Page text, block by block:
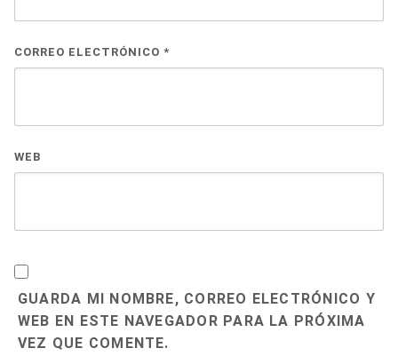
CORREO ELECTRÓNICO *
WEB
GUARDA MI NOMBRE, CORREO ELECTRÓNICO Y
WEB EN ESTE NAVEGADOR PARA LA PRÓXIMA
VEZ QUE COMENTE.